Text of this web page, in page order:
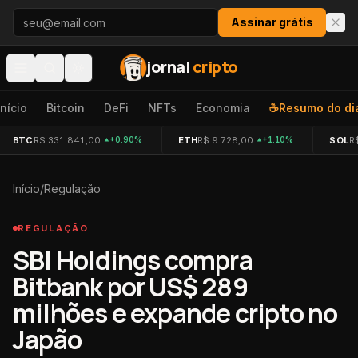
Pular para o conteúdo
Assinar grátis
jornalcripto
Bitcoin DeFi NFTs Economia ☕Resumo do
BTC R$ 331.841,00 +0.90% ETHR$ 9.728,00 +1.10% SOL
Início/Regulação
REGULAÇÃO
SBI Holdings compra
Bitbank por US$ 289
milhões e expande cripto no
Japão